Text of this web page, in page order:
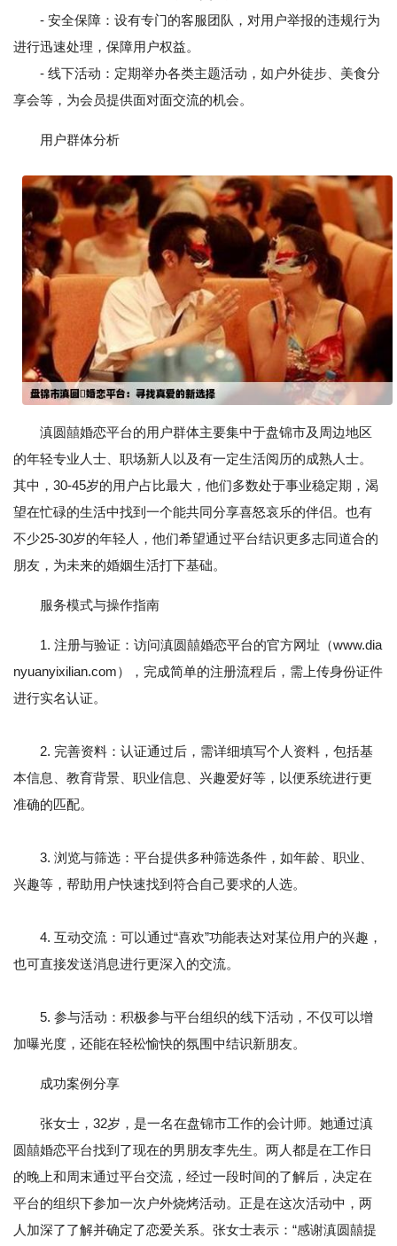
- 安全保障：设有专门的客服团队，对用户举报的违规行为
进行迅速处理，保障用户权益。
- 线下活动：定期举办各类主题活动，如户外徒步、美食分
享会等，为会员提供面对面交流的机会。
用户群体分析
滇圆囍婚恋平台的用户群体主要集中于盘锦市及周边地区
的年轻专业人士、职场新人以及有一定生活阅历的成熟人士。
其中，30-45岁的用户占比最大，他们多数处于事业稳定期，渴
望在忙碌的生活中找到一个能共同分享喜怒哀乐的伴侣。也有
不少25-30岁的年轻人，他们希望通过平台结识更多志同道合的
朋友，为未来的婚姻生活打下基础。
服务模式与操作指南
1. 注册与验证：访问滇圆囍婚恋平台的官方网址（www.dia
nyuanyixilian.com），完成简单的注册流程后，需上传身份证件
进行实名认证。
2. 完善资料：认证通过后，需详细填写个人资料，包括基
本信息、教育背景、职业信息、兴趣爱好等，以便系统进行更
准确的匹配。
3. 浏览与筛选：平台提供多种筛选条件，如年龄、职业、
兴趣等，帮助用户快速找到符合自己要求的人选。
4. 互动交流：可以通过“喜欢”功能表达对某位用户的兴趣，
也可直接发送消息进行更深入的交流。
5. 参与活动：积极参与平台组织的线下活动，不仅可以增
加曝光度，还能在轻松愉快的氛围中结识新朋友。
成功案例分享
张女士，32岁，是一名在盘锦市工作的会计师。她通过滇
圆囍婚恋平台找到了现在的男朋友李先生。两人都是在工作日
的晚上和周末通过平台交流，经过一段时间的了解后，决定在
平台的组织下参加一次户外烧烤活动。正是在这次活动中，两
人加深了了解并确定了恋爱关系。张女士表示：“感谢滇圆囍提